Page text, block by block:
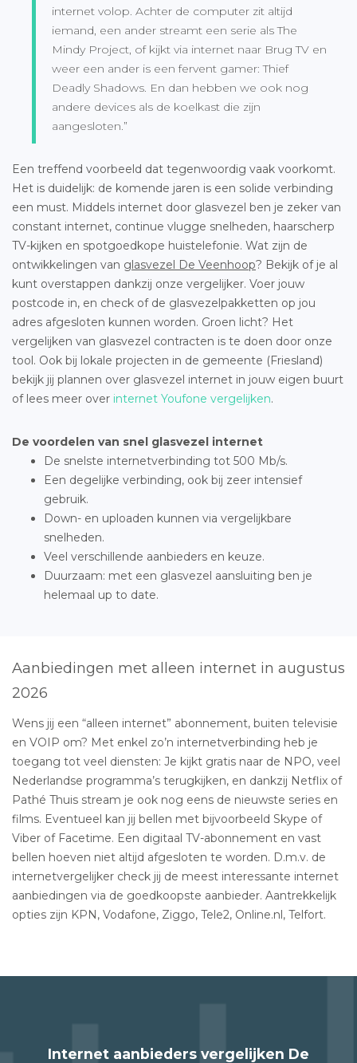
internet volop. Achter de computer zit altijd
iemand, een ander streamt een serie als The
Mindy Project, of kijkt via internet naar Brug TV en
weer een ander is een fervent gamer: Thief
Deadly Shadows. En dan hebben we ook nog
andere devices als de koelkast die zijn
aangesloten.”
Een treffend voorbeeld dat tegenwoordig vaak voorkomt.
Het is duidelijk: de komende jaren is een solide verbinding
een must. Middels internet door glasvezel ben je zeker van
constant internet, continue vlugge snelheden, haarscherp
TV-kijken en spotgoedkope huistelefonie. Wat zijn de
ontwikkelingen van glasvezel De Veenhoop? Bekijk of je al
kunt overstappen dankzij onze vergelijker. Voer jouw
postcode in, en check of de glasvezelpakketten op jou
adres afgesloten kunnen worden. Groen licht? Het
vergelijken van glasvezel contracten is te doen door onze
tool. Ook bij lokale projecten in de gemeente (Friesland)
bekijk jij plannen over glasvezel internet in jouw eigen buurt
of lees meer over internet Youfone vergelijken.
De voordelen van snel glasvezel internet
De snelste internetverbinding tot 500 Mb/s.
Een degelijke verbinding, ook bij zeer intensief
gebruik.
Down- en uploaden kunnen via vergelijkbare
snelheden.
Veel verschillende aanbieders en keuze.
Duurzaam: met een glasvezel aansluiting ben je
helemaal up to date.
Aanbiedingen met alleen internet in augustus
2026
Wens jij een “alleen internet” abonnement, buiten televisie
en VOIP om? Met enkel zo’n internetverbinding heb je
toegang tot veel diensten: Je kijkt gratis naar de NPO, veel
Nederlandse programma’s terugkijken, en dankzij Netflix of
Pathé Thuis stream je ook nog eens de nieuwste series en
films. Eventueel kan jij bellen met bijvoorbeeld Skype of
Viber of Facetime. Een digitaal TV-abonnement en vast
bellen hoeven niet altijd afgesloten te worden. D.m.v. de
internetvergelijker check jij de meest interessante internet
aanbiedingen via de goedkoopste aanbieder. Aantrekkelijk
opties zijn KPN, Vodafone, Ziggo, Tele2, Online.nl, Telfort.
Internet aanbieders vergelijken De